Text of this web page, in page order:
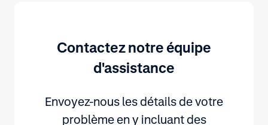
Contactez notre équipe
d'assistance
Envoyez-nous les détails de votre
problème en y incluant des